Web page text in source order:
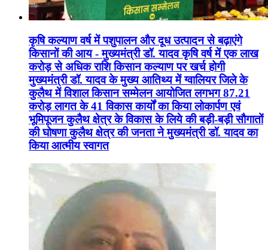
कृषि कल्याण वर्ष में पशुपालन और दूध उत्पादन से बढ़ाएंगे
किसानों की आय - मुख्यमंत्री डॉ. यादव कृषि वर्ष में एक लाख
करोड़ से अधिक राशि किसान कल्याण पर खर्च होगी
मुख्यमंत्री डॉ. यादव के मुख्य आतिथ्य में ग्वालियर जिले के
कुलैथ में विशाल किसान सम्मेलन आयोजित लगभग 87.21
करोड़ लागत के 41 विकास कार्यों का किया लोकार्पण एवं
भूमिपूजन कुलैथ क्षेत्र के विकास के लिये की बड़ी-बड़ी सौगातों
की घोषणा कुलैथ क्षेत्र की जनता ने मुख्यमंत्री डॉ. यादव का
किया आत्मीय स्वागत